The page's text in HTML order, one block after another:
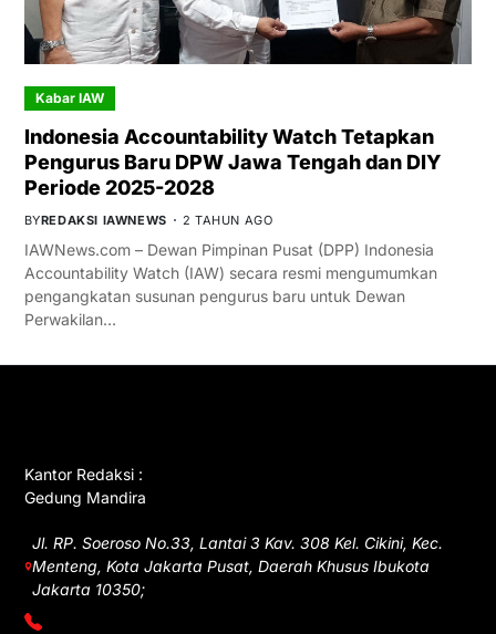
Kabar IAW
Indonesia Accountability Watch Tetapkan
Pengurus Baru DPW Jawa Tengah dan DIY
Periode 2025-2028
BYREDAKSI IAWNEWS 2 TAHUN AGO
IAWNews.com – Dewan Pimpinan Pusat (DPP) Indonesia
Accountability Watch (IAW) secara resmi mengumumkan
pengangkatan susunan pengurus baru untuk Dewan
Perwakilan…
Kantor Redaksi :
Gedung Mandira
Jl. RP. Soeroso No.33, Lantai 3 Kav. 308 Kel. Cikini, Kec.
Menteng, Kota Jakarta Pusat, Daerah Khusus Ibukota
Jakarta 10350;
(021) 3908026